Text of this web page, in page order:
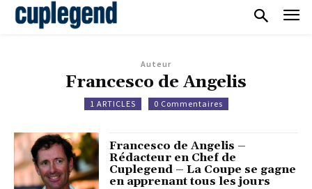
Auteur
Francesco de Angelis
1 ARTICLES 0 Commentaires
Francesco de Angelis –
Rédacteur en Chef de
Cuplegend – La Coupe se gagne
en apprenant tous les jours